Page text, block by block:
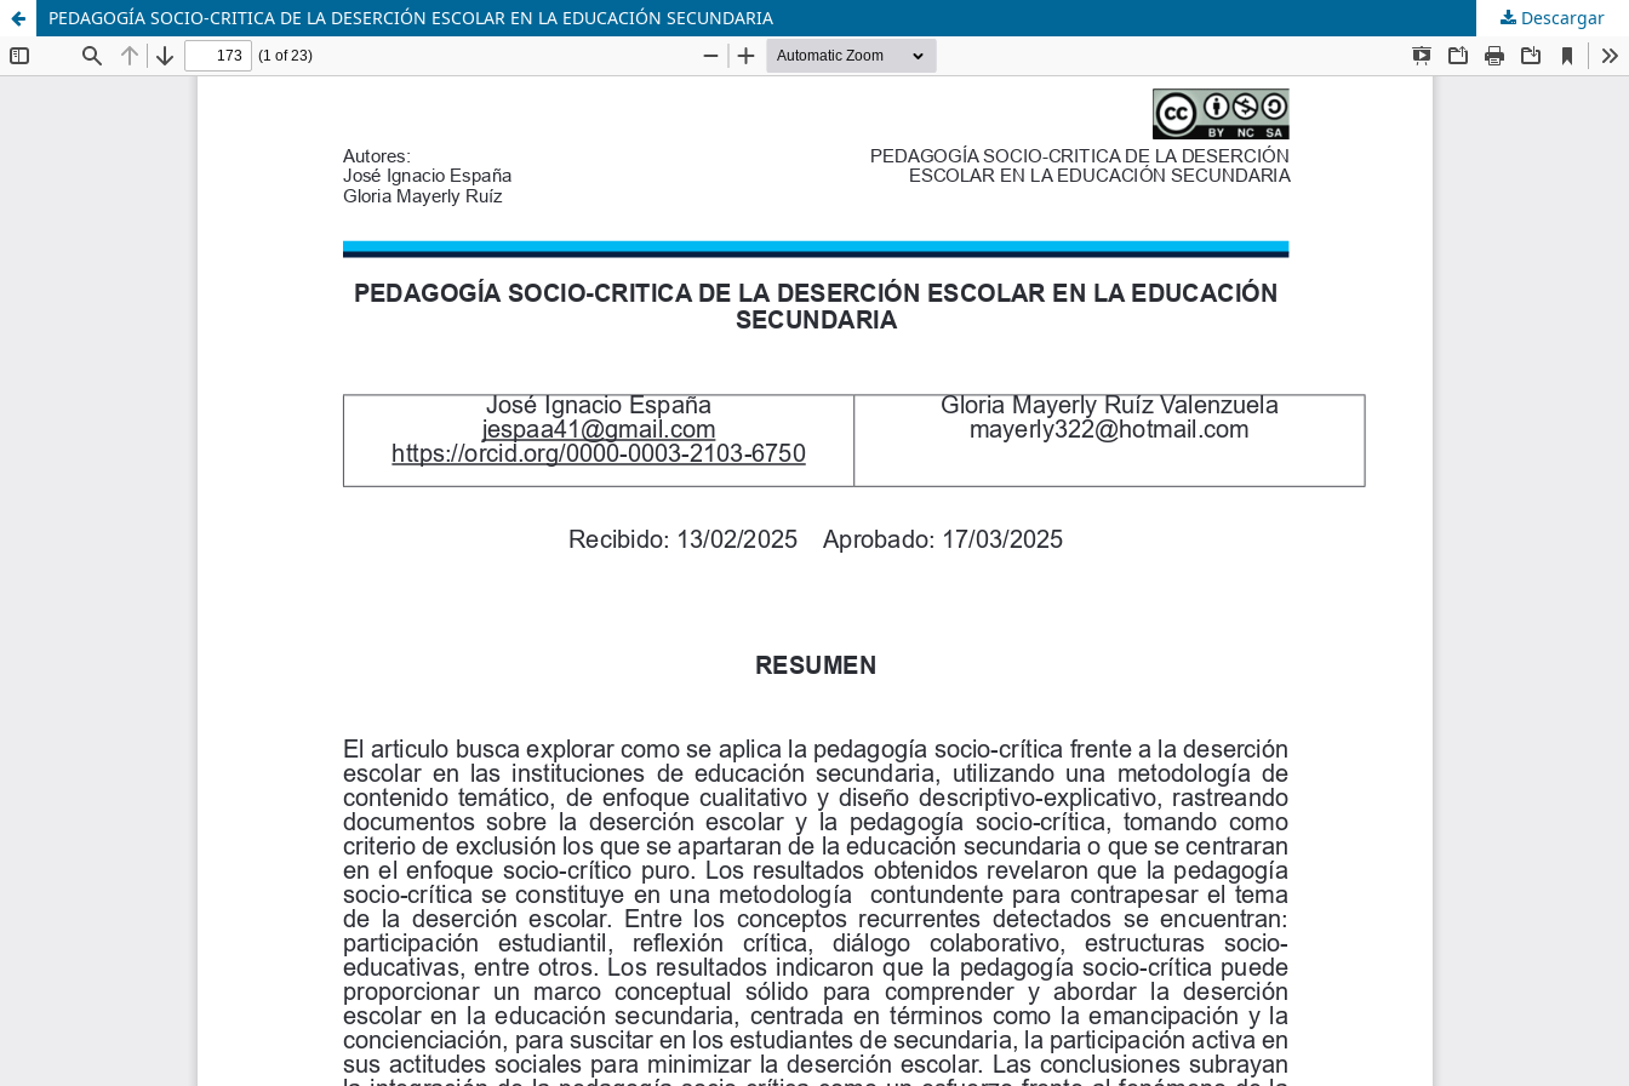
PEDAGOGÍA SOCIO-CRITICA DE LA DESERCIÓN ESCOLAR EN LA EDUCACIÓN SECUNDARIA Descargar